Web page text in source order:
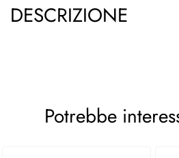
DESCRIZIONE
Potrebbe